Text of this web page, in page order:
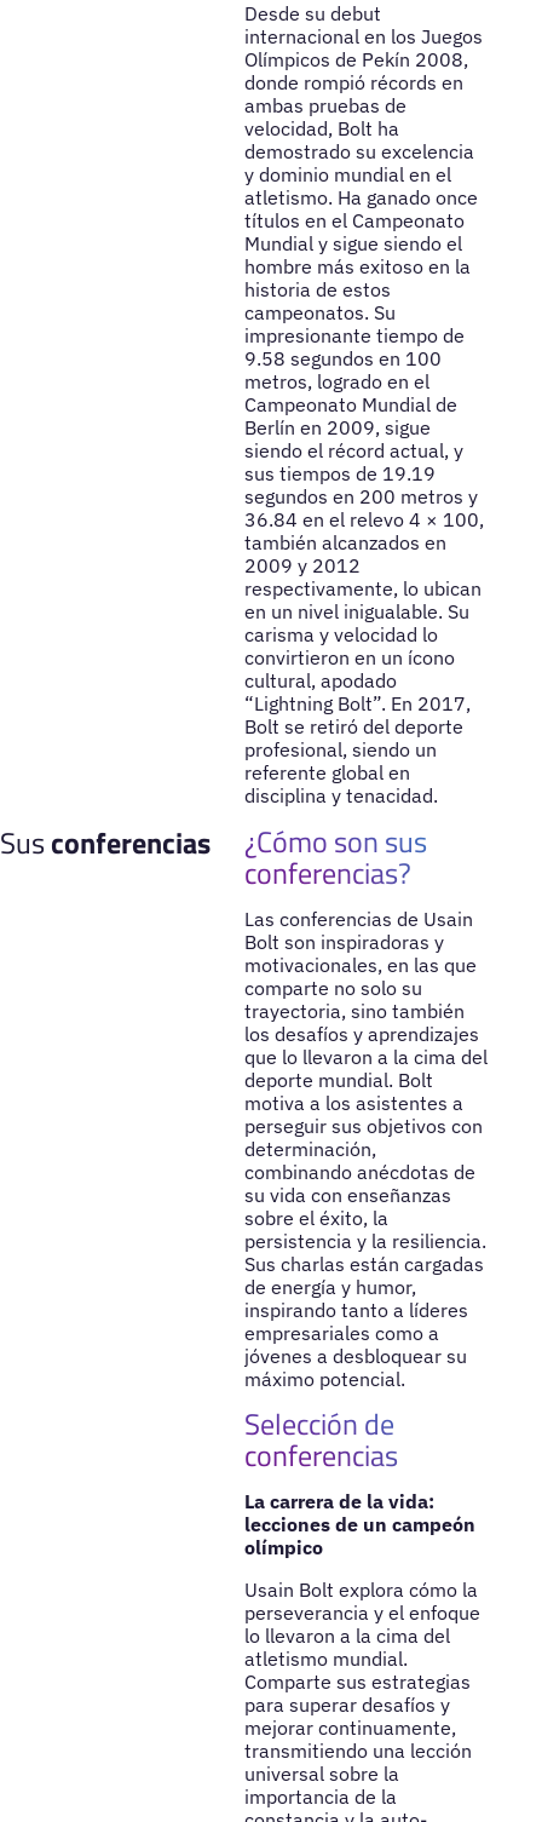
Desde su debut
internacional en los Juegos
Olímpicos de Pekín 2008,
donde rompió récords en
ambas pruebas de
velocidad, Bolt ha
demostrado su excelencia
y dominio mundial en el
atletismo. Ha ganado once
títulos en el Campeonato
Mundial y sigue siendo el
hombre más exitoso en la
historia de estos
campeonatos. Su
impresionante tiempo de
9.58 segundos en 100
metros, logrado en el
Campeonato Mundial de
Berlín en 2009, sigue
siendo el récord actual, y
sus tiempos de 19.19
segundos en 200 metros y
36.84 en el relevo 4 × 100,
también alcanzados en
2009 y 2012
respectivamente, lo ubican
en un nivel inigualable. Su
carisma y velocidad lo
convirtieron en un ícono
cultural, apodado
“Lightning Bolt”. En 2017,
Bolt se retiró del deporte
profesional, siendo un
referente global en
disciplina y tenacidad.
Susconferencias ¿Cómo son sus
conferencias?
Las conferencias de Usain
Bolt son inspiradoras y
motivacionales, en las que
comparte no solo su
trayectoria, sino también
los desafíos y aprendizajes
que lo llevaron a la cima del
deporte mundial. Bolt
motiva a los asistentes a
perseguir sus objetivos con
determinación,
combinando anécdotas de
su vida con enseñanzas
sobre el éxito, la
persistencia y la resiliencia.
Sus charlas están cargadas
de energía y humor,
inspirando tanto a líderes
empresariales como a
jóvenes a desbloquear su
máximo potencial.
Selección de
conferencias
La carrera de la vida:
lecciones de un campeón
olímpico
Usain Bolt explora cómo la
perseverancia y el enfoque
lo llevaron a la cima del
atletismo mundial.
Comparte sus estrategias
para superar desafíos y
mejorar continuamente,
transmitiendo una lección
universal sobre la
importancia de la